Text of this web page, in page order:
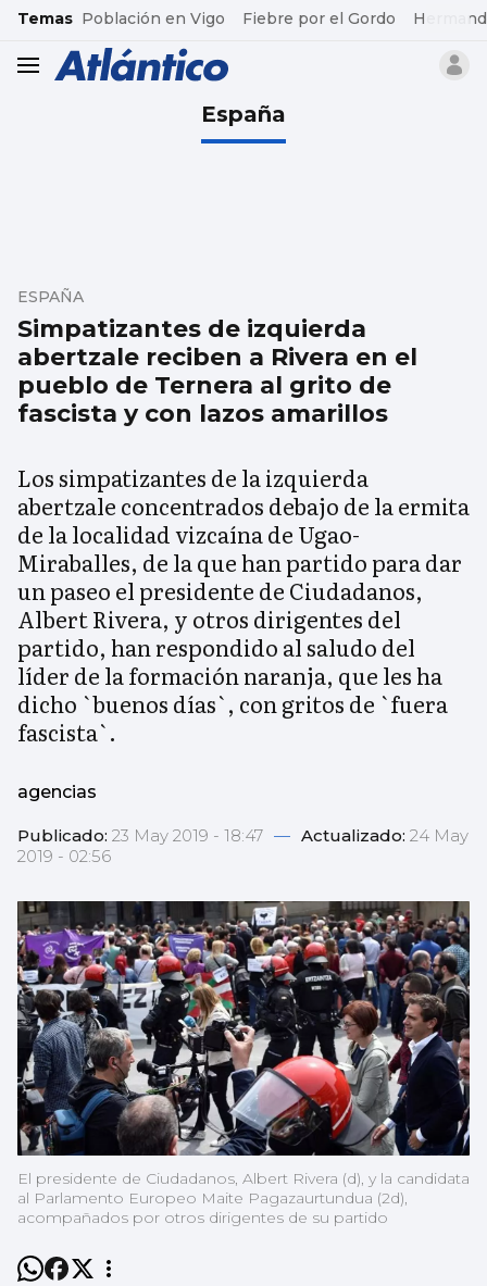
common.go-to-content
Temas Población en Vigo Fiebre por el Gordo
header.menu.open
España
Simpatizantes de izquierda
abertzale reciben a Rivera en el
pueblo de Ternera al grito de
fascista y con lazos amarillos
ESPAÑA
Los simpatizantes de la izquierda
abertzale concentrados debajo de la ermita
de la localidad vizcaína de Ugao-
Miraballes, de la que han partido para dar
un paseo el presidente de Ciudadanos,
Albert Rivera, y otros dirigentes del
partido, han respondido al saludo del
líder de la formación naranja, que les ha
dicho `buenos días`, con gritos de `fuera
fascista`.
agencias
Publicado: 23 May 2019 - 18:47 — Actualizado: 24 May
2019 - 02:56
El presidente de Ciudadanos, Albert Rivera (d), y la candidata
al Parlamento Europeo Maite Pagazaurtundua (2d),
acompañados por otros dirigentes de su partido